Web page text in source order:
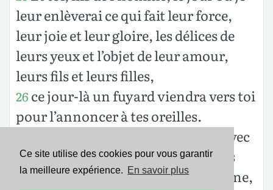
Ce site utilise des cookies pour vous garantir
la meilleure expérience. En savoir plus
leur enlèverai ce qui fait leur force,
leur joie et leur gloire, les délices de
leurs yeux et l’objet de leur amour,
leurs fils et leurs filles,
26 ce jour-là un fuyard viendra vers toi
pour l’annoncer à tes oreilles.
En ce jour, ta bouche s’ouvrira avec
le fuyard, et tu parleras, tu ne seras
plus muet; tu seras pour eux un signe,